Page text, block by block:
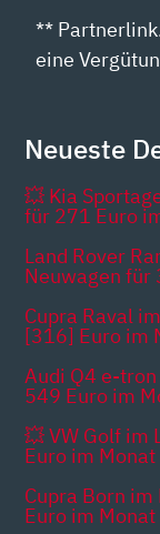
**
eine
Neueste
💥 Kia
für 271 Euro
Land Rover
Neuwagen für
Cupra Raval
[316] Euro im
Audi Q4 e-
549 Euro im
💥 VW Golf im
Euro im
Cupra Born
Euro im